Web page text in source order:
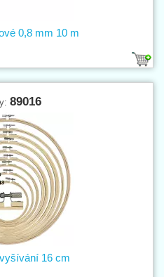
0,8 mm 10 m
89016
16 cm